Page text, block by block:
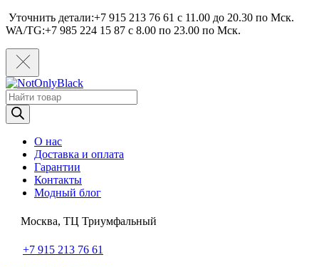
Уточнить детали:+7 915 213 76 61 c 11.00 до 20.30 по Мcк.
WA/TG:+7 985 224 15 87 c 8.00 по 23.00 по Мcк.
Поиск
товаров
О нас
Доставка и оплата
Гарантии
Контакты
Модный блог
Москва, ТЦ Триумфальный
+7 915 213 76 61